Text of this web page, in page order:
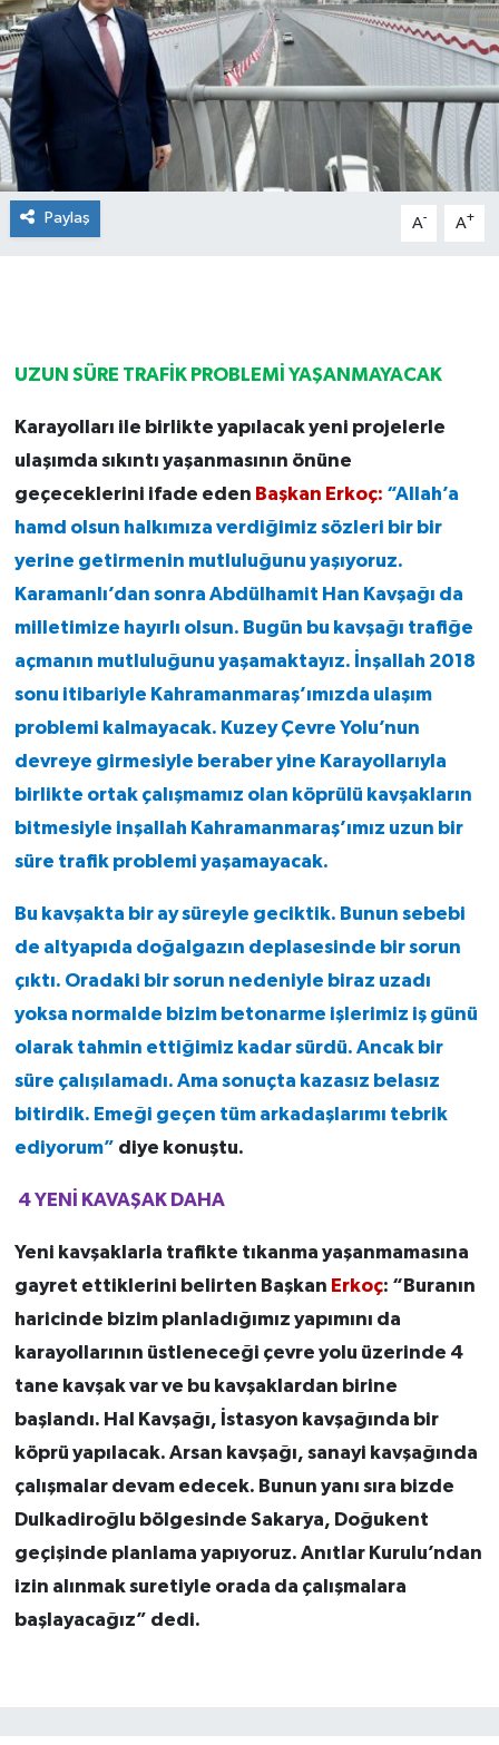
Paylaş A- A+
UZUN SÜRE TRAFİK PROBLEMİ YAŞANMAYACAK
Karayolları ile birlikte yapılacak yeni projelerle
ulaşımda sıkıntı yaşanmasının önüne
geçeceklerini ifade eden Başkan Erkoç: “Allah’a
hamd olsun halkımıza verdiğimiz sözleri bir bir
yerine getirmenin mutluluğunu yaşıyoruz.
Karamanlı’dan sonra Abdülhamit Han Kavşağı da
milletimize hayırlı olsun. Bugün bu kavşağı trafiğe
açmanın mutluluğunu yaşamaktayız. İnşallah 2018
sonu itibariyle Kahramanmaraş’ımızda ulaşım
problemi kalmayacak. Kuzey Çevre Yolu’nun
devreye girmesiyle beraber yine Karayollarıyla
birlikte ortak çalışmamız olan köprülü kavşakların
bitmesiyle inşallah Kahramanmaraş’ımız uzun bir
süre trafik problemi yaşamayacak.
Bu kavşakta bir ay süreyle geciktik. Bunun sebebi
de altyapıda doğalgazın deplasesinde bir sorun
çıktı. Oradaki bir sorun nedeniyle biraz uzadı
yoksa normalde bizim betonarme işlerimiz iş günü
olarak tahmin ettiğimiz kadar sürdü. Ancak bir
süre çalışılamadı. Ama sonuçta kazasız belasız
bitirdik. Emeği geçen tüm arkadaşlarımı tebrik
ediyorum” diye konuştu.
4 YENİ KAVAŞAK DAHA
Yeni kavşaklarla trafikte tıkanma yaşanmamasına
gayret ettiklerini belirten Başkan Erkoç: “Buranın
haricinde bizim planladığımız yapımını da
karayollarının üstleneceği çevre yolu üzerinde 4
tane kavşak var ve bu kavşaklardan birine
başlandı. Hal Kavşağı, İstasyon kavşağında bir
köprü yapılacak. Arsan kavşağı, sanayi kavşağında
çalışmalar devam edecek. Bunun yanı sıra bizde
Dulkadiroğlu bölgesinde Sakarya, Doğukent
geçişinde planlama yapıyoruz. Anıtlar Kurulu’ndan
izin alınmak suretiyle orada da çalışmalara
başlayacağız” dedi.